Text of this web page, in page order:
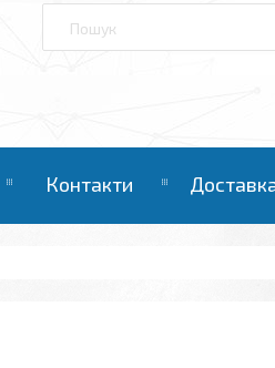
Контакти